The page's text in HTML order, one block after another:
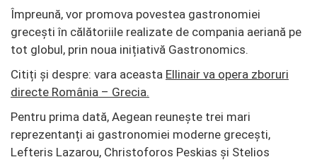
Împreună, vor promova povestea gastronomiei
grecești în călătoriile realizate de compania aeriană pe
tot globul, prin noua inițiativă Gastronomics.
Citiți și despre: vara aceasta Ellinair va opera zboruri
directe România – Grecia.
Pentru prima dată, Aegean reunește trei mari
reprezentanți ai gastronomiei moderne grecești,
Lefteris Lazarou, Christoforos Peskias și Stelios